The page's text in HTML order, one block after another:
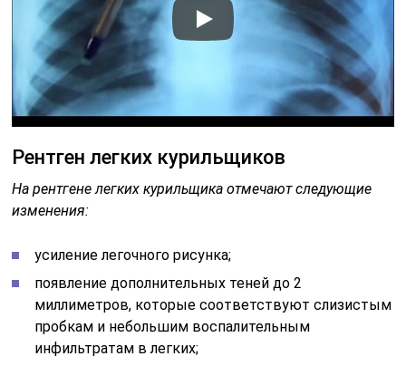
Рентген легких курильщиков
На рентгене легких курильщика отмечают следующие
изменения:
усиление легочного рисунка;
появление дополнительных теней до 2
миллиметров, которые соответствуют слизистым
пробкам и небольшим воспалительным
инфильтратам в легких;